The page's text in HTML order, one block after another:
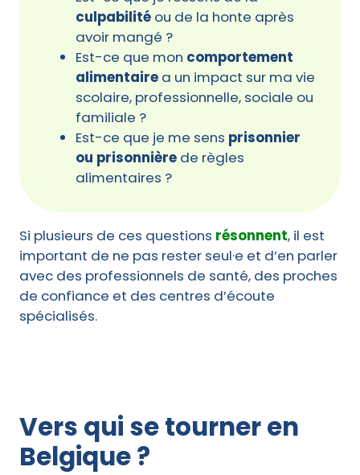
culpabilité ou de la honte après
avoir mangé ?
Est-ce que mon comportement
alimentaire a un impact sur ma vie
scolaire, professionnelle, sociale ou
familiale ?
Est-ce que je me sens prisonnier
ou prisonnière de règles
alimentaires ?
Si plusieurs de ces questions résonnent, il est
important de ne pas rester seul·e et d’en parler
avec des professionnels de santé, des proches
de confiance et des centres d’écoute
spécialisés.
Vers qui se tourner en
Belgique ?